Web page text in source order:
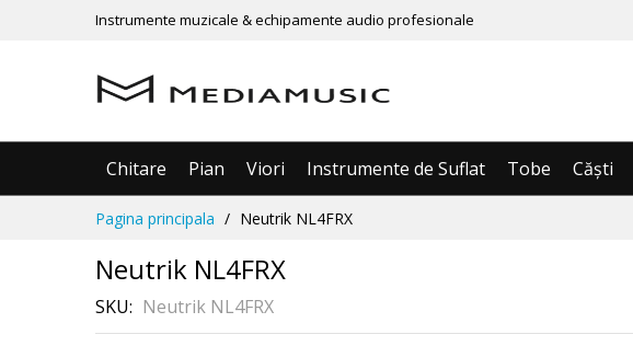
Instrumente muzicale & echipamente audio profesionale
Chitare Pian Viori Instrumente de Suflat Tobe Căști
Pagina principala Neutrik NL4FRX
Neutrik NL4FRX
SKU Neutrik NL4FRX